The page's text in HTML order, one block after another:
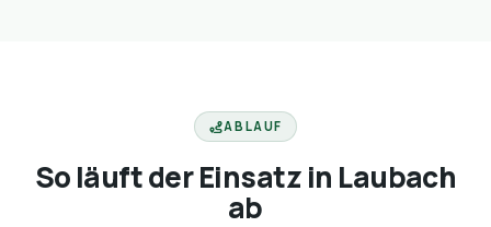
ABLAUF
So läuft der Einsatz in Laubach
ab